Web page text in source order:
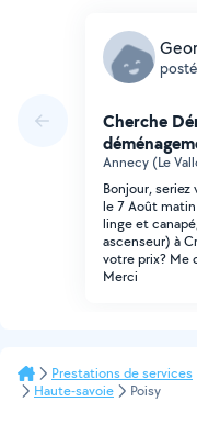
Cherche
Annecy (Le
Bonjour,
le 7 Août
linge et
ascenseur) à
votre prix? Me
Merci
Prestations de services
Haute-savoie
Poisy